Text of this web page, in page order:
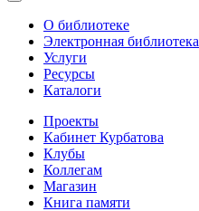
О библиотеке
Электронная библиотека
Услуги
Ресурсы
Каталоги
Проекты
Кабинет Курбатова
Клубы
Коллегам
Магазин
Книга памяти